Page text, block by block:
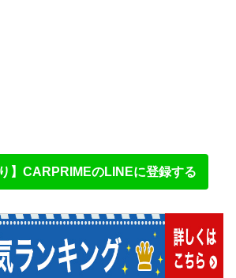
】CARPRIMEのLINEに登録する